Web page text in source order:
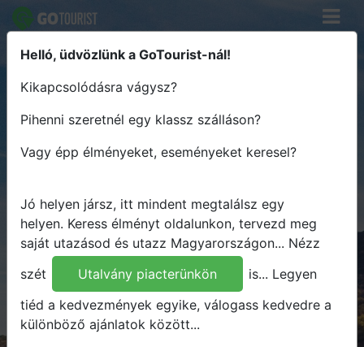
Helló, üdvözlünk a GoTourist-nál!
Kikapcsolódásra vágysz?
Pihenni szeretnél egy klassz szálláson?
Vagy épp élményeket, eseményeket keresel?
Jó helyen jársz, itt mindent megtalálsz egy
helyen. Keress élményt oldalunkon, tervezd meg
saját utazásod és utazz Magyarországon... Nézz
szét
Utalvány piacterünkön is... Legyen
tiéd a kedvezmények egyike, válogass kedvedre a
különböző ajánlatok között...
Keress élményt - Tervezz útvonalat
- Utazz Magyarországon
Hova
Bármit
Keresés